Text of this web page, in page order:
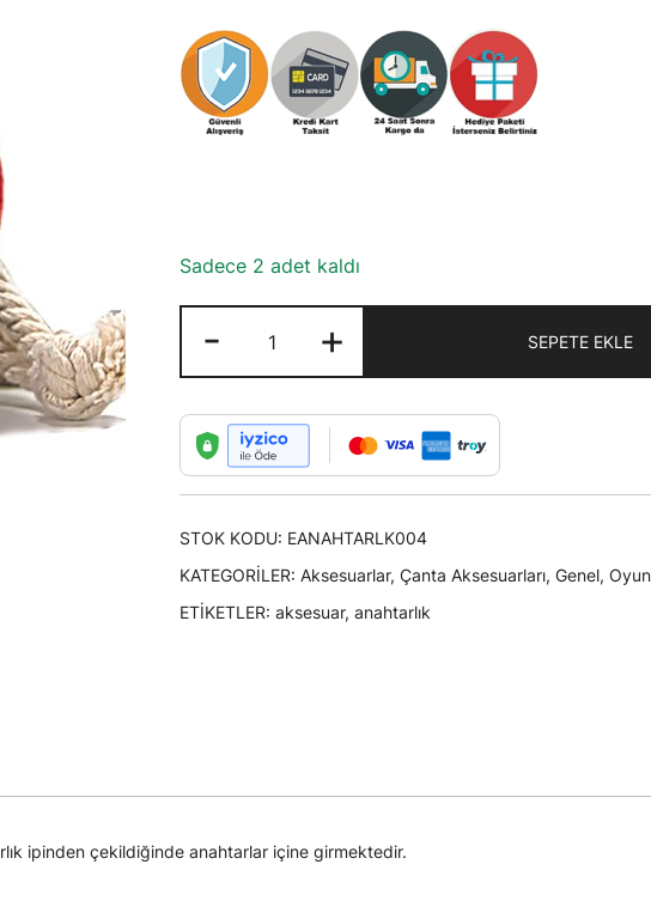
Sadece 2 adet kaldı
-
Anahtarlık
Uğur
Böceği
Şeklinde
adet
+ SEPETE EKLE
STOK KODU: EANAHTARLK004
KATEGORILER: Aksesuarlar, Çanta Aksesuarları, Genel,
ETIKETLER: aksesuar, anahtarlık
ipinden çekildiğinde anahtarlar içine girmektedir.